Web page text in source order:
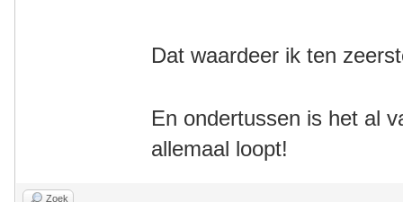
Dat waardeer ik ten
En ondertussen is het al
allemaal loopt!
Zoek